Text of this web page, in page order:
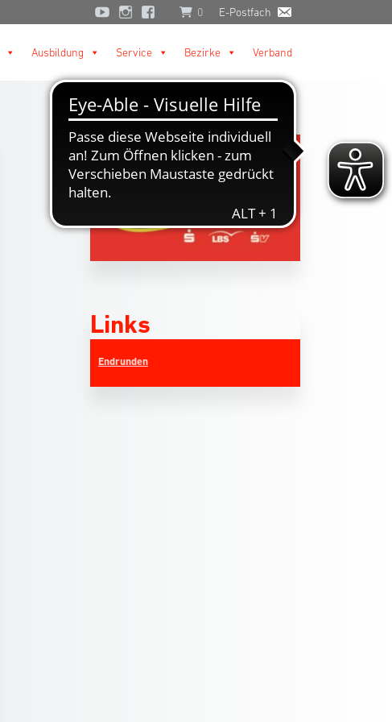
0 E-Postfach
Ausbildung Service Bezirke Verband
Links
Endrunden